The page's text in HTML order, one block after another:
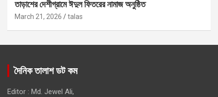
তাড়াশের দেশীগ্রামে ঈদুল ফিতরের নামাজ অনুষ্ঠিত
March 21, 2026 talas
দৈনিক তালাশ ডট কম
Editor : Md. Jewel Ali,